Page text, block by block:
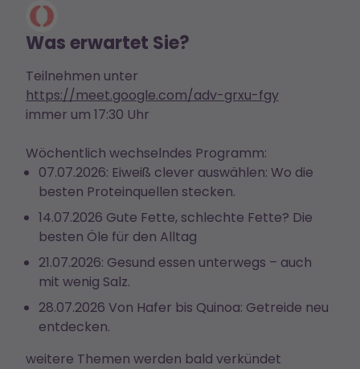
Was erwartet Sie?
Teilnehmen unter
https://meet.google.com/adv-grxu-fgy
immer um 17:30 Uhr
Wöchentlich wechselndes Programm:
07.07.2026: Eiweiß clever auswählen: Wo die
besten Proteinquellen stecken.
14.07.2026 Gute Fette, schlechte Fette? Die
besten Öle für den Alltag
21.07.2026: Gesund essen unterwegs – auch
mit wenig Salz.
28.07.2026 Von Hafer bis Quinoa: Getreide neu
entdecken.
weitere Themen werden bald verkündet